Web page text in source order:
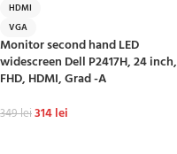
HDMI
VGA
Monitor second hand LED
widescreen Dell P2417H, 24 inch,
FHD, HDMI, Grad -A
349lei314lei